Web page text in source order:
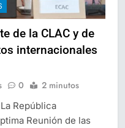
de la CLAC y de
internacionales
0 2 minutos
República
Reunión de las